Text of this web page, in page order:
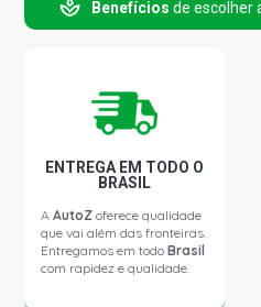
Benefícios de escolher
ENTREGA EM TODO O
BRASIL
AAutoZ oferece qualidade
que vai além das fronteiras.
Entregamos em todoBrasil
com rapidez e qualidade.